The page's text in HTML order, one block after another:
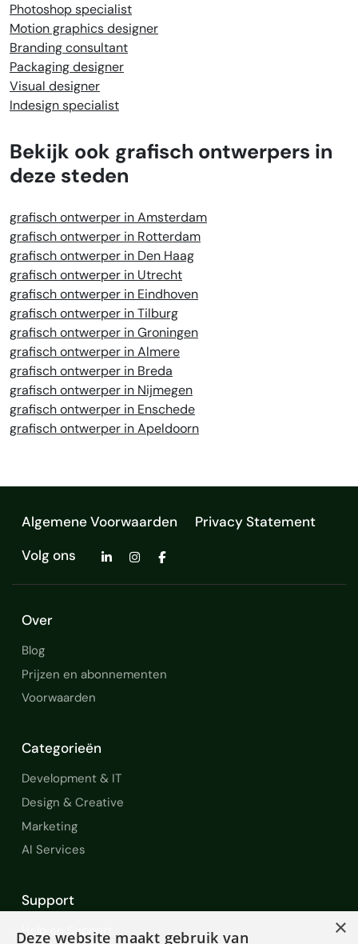
Photoshop specialist
Motion graphics designer
Branding consultant
Packaging designer
Visual designer
Indesign specialist
Bekijk ook grafisch ontwerpers in
deze steden
grafisch ontwerper in Amsterdam
grafisch ontwerper in Rotterdam
grafisch ontwerper in Den Haag
grafisch ontwerper in Utrecht
grafisch ontwerper in Eindhoven
grafisch ontwerper in Tilburg
grafisch ontwerper in Groningen
grafisch ontwerper in Almere
grafisch ontwerper in Breda
grafisch ontwerper in Nijmegen
grafisch ontwerper in Enschede
grafisch ontwerper in Apeldoorn
Algemene Voorwaarden
Privacy Statement
Volg ons
Over
Blog
Prijzen en abonnementen
Voorwaarden
Categorieën
Development & IT
Design & Creative
Marketing
AI Services
Support
Help en Support ×
Deze website maakt gebruik van